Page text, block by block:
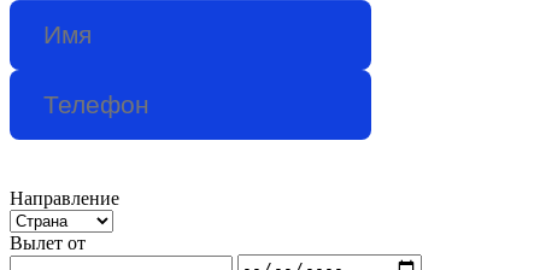
Направление
Вылет от